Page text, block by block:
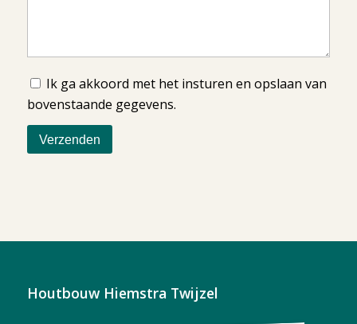
Ik ga akkoord met het insturen en opslaan van
bovenstaande gegevens.
Houtbouw Hiemstra Twijzel